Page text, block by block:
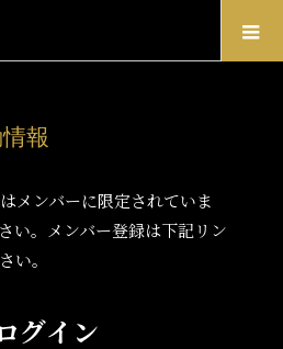
報
メンバーに限定されていま
い。メンバー登録は下記リン
い。
グイン